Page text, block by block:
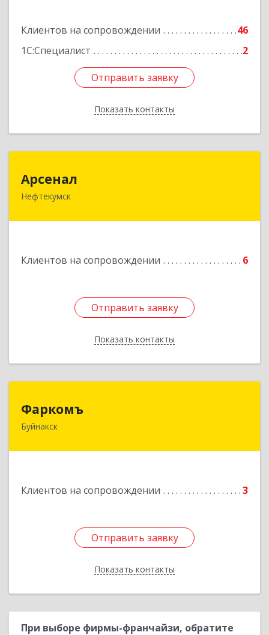
Клиентов на сопровождении
46
1С:Специалист
2
Отправить заявку
Показать контакты
Подробнее
Отправить заявку
Назад
Арсенал
Нефтекумск
Клиентов на сопровождении 6
Отправить заявку
Показать контакты
Отправить заявку
Назад
Фаркомъ
Буйнакск
Клиентов на сопровождении 3
Отправить заявку
Показать контакты
Отправить заявку
Назад
При выборе фирмы-франчайзи, обратите